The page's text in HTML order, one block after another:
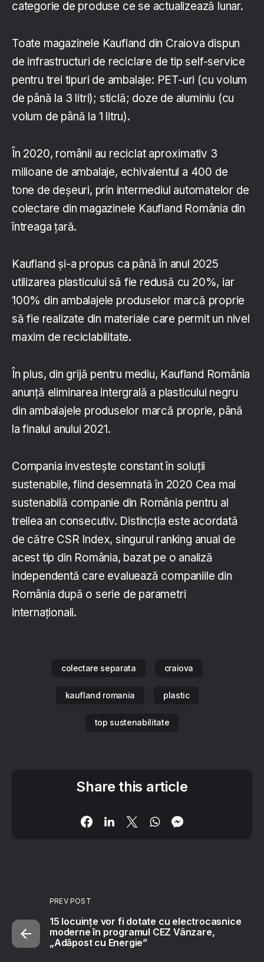
categorie de produse ce se actualizează lunar.
Toate magazinele Kaufland din Craiova dispun
de infrastructuri de reciclare de tip self-service
pentru trei tipuri de ambalaje: PET-uri (cu volum
de până la 3 litri); sticlă; doze de aluminiu (cu
volum de până la 1 litru).
În 2020, românii au reciclat aproximativ 3
milioane de ambalaje, echivalentul a 400 de
tone de deșeuri, prin intermediul automatelor de
colectare din magazinele Kaufland România din
întreaga țară.
Kaufland și-a propus ca până în anul 2025
utilizarea plasticului să fie redusă cu 20%, iar
100% din ambalajele produselor marcă proprie
să fie realizate din materiale care permit un nivel
maxim de reciclabilitate.
În plus, din grijă pentru mediu, Kaufland România
anunță eliminarea intergrală a plasticului negru
din ambalajele produselor marcă proprie, până
la finalul anului 2021.
Compania investește constant în soluții
sustenabile, fiind desemnată în 2020 Cea mai
sustenabilă companie din România pentru al
treilea an consecutiv. Distincția este acordată
de către CSR Index, singurul ranking anual de
acest tip din România, bazat pe o analiză
independentă care evaluează companiile din
România după o serie de parametri
internaționali.
colectare separata craiova
kaufland romania plastic
top sustenabilitate
Share this article
PREV POST
15 locuințe vor fi dotate cu electrocasnice
moderne în programul CEZ Vânzare,
„Adăpost cu Energie”